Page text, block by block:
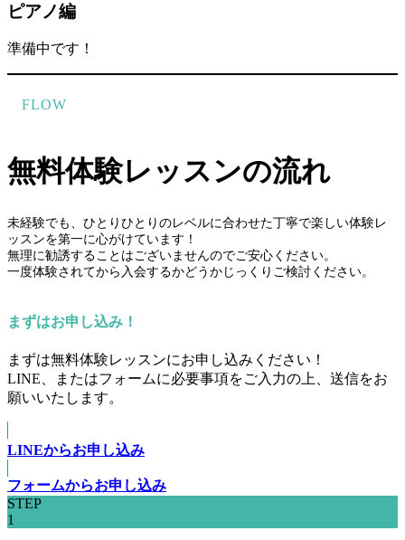
ピアノ編
準備中です！
FLOW
無料体験レッスンの流れ
未経験でも、ひとりひとりのレベルに合わせた丁寧で楽しい体験レ
ッスンを第一に心がけています！
無理に勧誘することはございませんのでご安心ください。
一度体験されてから入会するかどうかじっくりご検討ください。
まずはお申し込み！
まずは無料体験レッスンにお申し込みください！
LINE、またはフォームに必要事項をご入力の上、送信をお
願いいたします。
LINEからお申し込み
フォームからお申し込み
STEP
1